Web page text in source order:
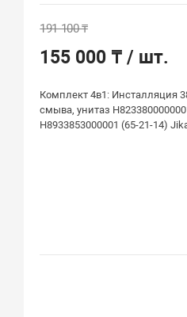
191 100 ₸
155 000 ₸/ шт.
Комплект 4в1: Инсталляция
смыва, унитаз
Н8933853000001 (65-21-14)